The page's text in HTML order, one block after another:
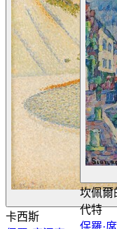
卡西斯
坎佩爾
代特
保羅·